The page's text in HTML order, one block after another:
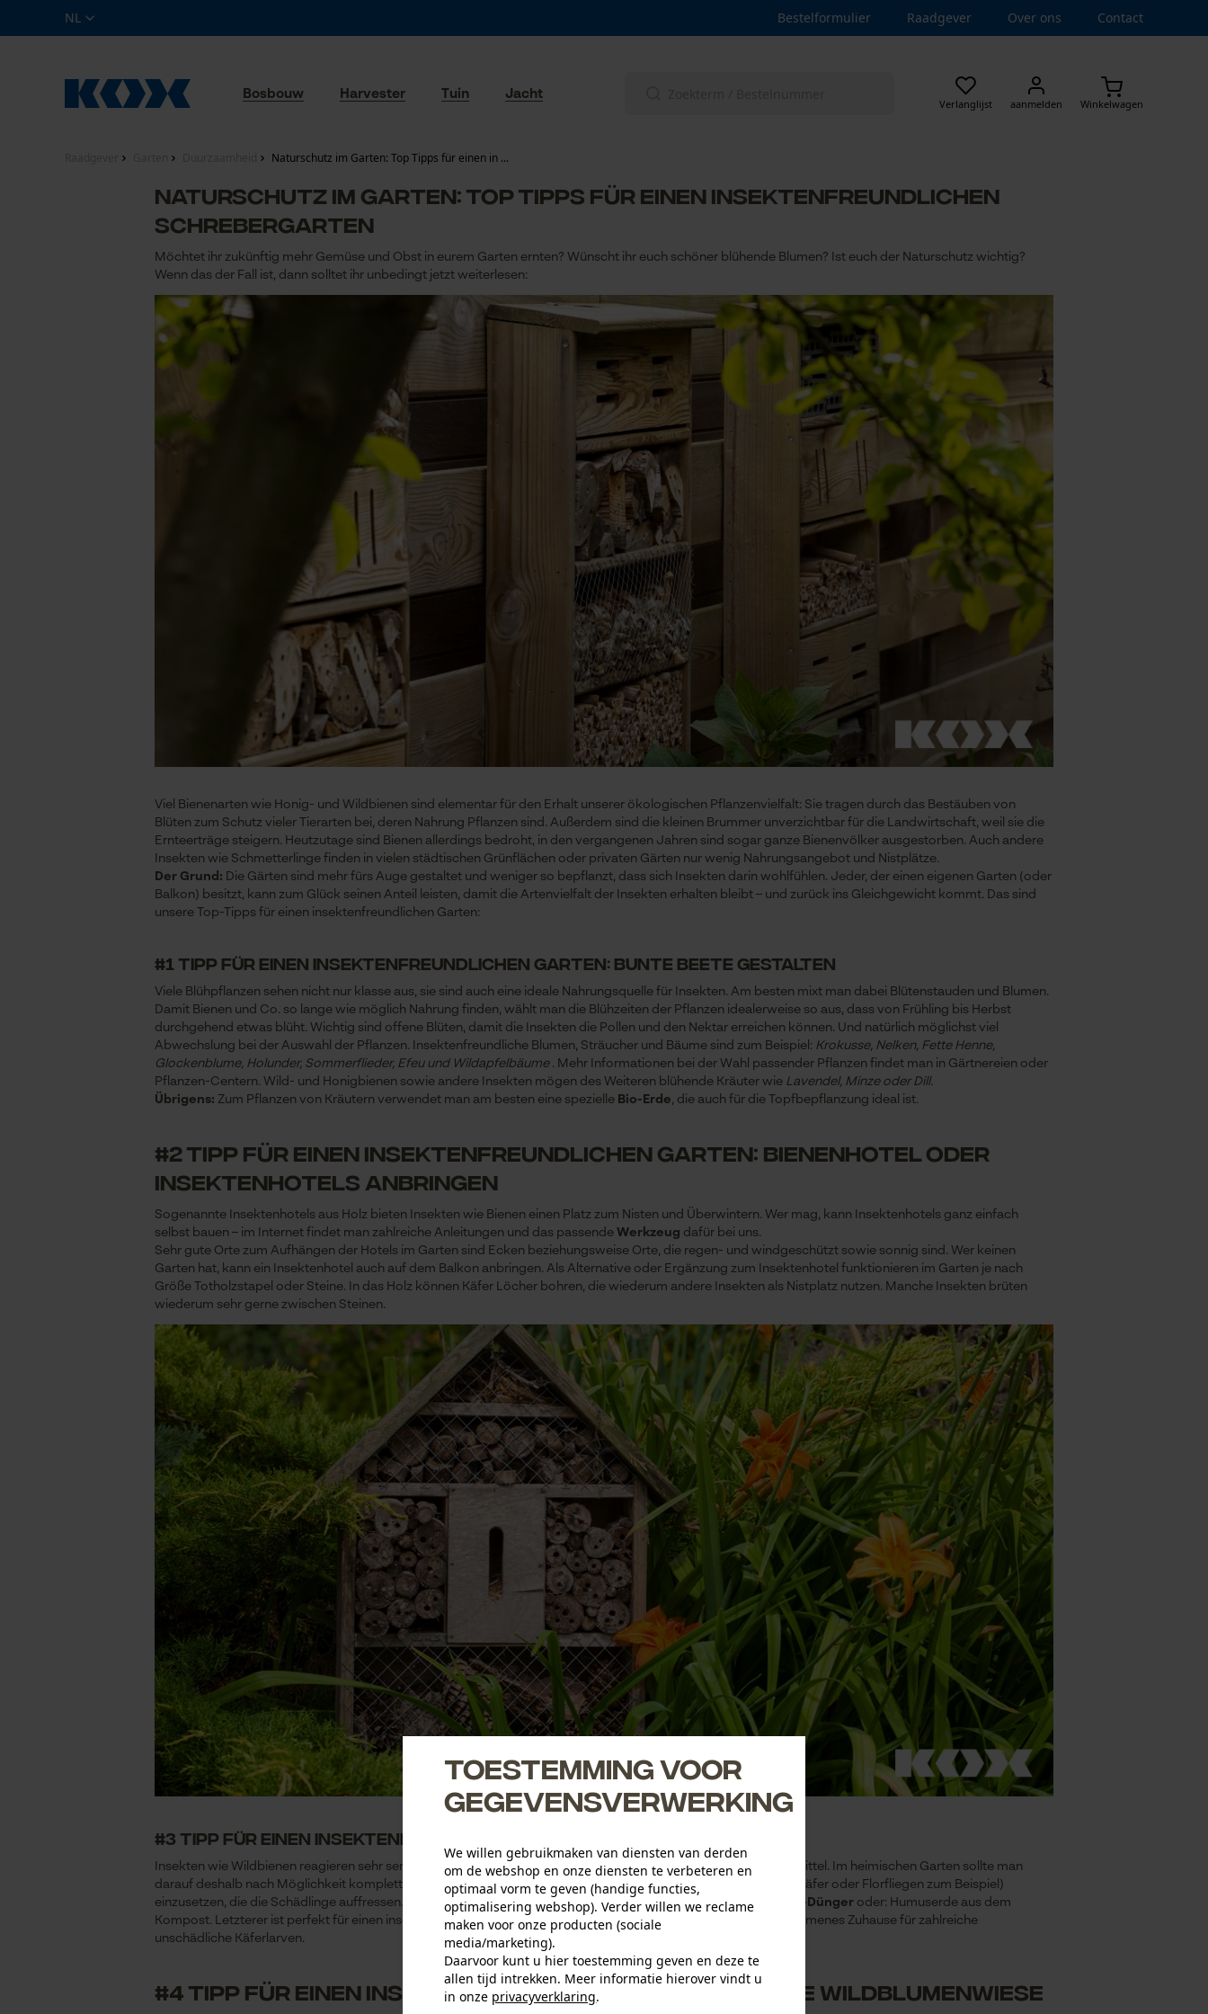
NL Bestelformulier Raadgever Over ons Contact
Verlanglijst aanmelden Winkelwagen
Bosbouw Harvester Tuin Jacht
Naturschutz im Garten: Top Tipps für einen in ...
Naturschutz im Garten: Top Tipps für einen insektenfreundlichen
Schrebergarten
Möchtet ihr zukünftig mehr Gemüse und Obst in eurem Garten ernten? Wünscht ihr euch schöner blühende Blumen? Ist euch der Naturschutz wichtig?
Wenn das der Fall ist, dann solltet ihr unbedingt jetzt weiterlesen:
Viel Bienenarten wie Honig- und Wildbienen sind elementar für den Erhalt unserer ökologischen Pflanzenvielfalt: Sie tragen durch das Bestäuben von
Blüten zum Schutz vieler Tierarten bei, deren Nahrung Pflanzen sind. Außerdem sind die kleinen Brummer unverzichtbar für die Landwirtschaft, weil sie die
Ernteerträge steigern. Heutzutage sind Bienen allerdings bedroht, in den vergangenen Jahren sind sogar ganze Bienenvölker ausgestorben. Auch andere
Insekten wie Schmetterlinge finden in vielen städtischen Grünflächen oder privaten Gärten nur wenig Nahrungsangebot und Nistplätze.
Der Grund: Die Gärten sind mehr fürs Auge gestaltet und weniger so bepflanzt, dass sich Insekten darin wohlfühlen. Jeder, der einen eigenen Garten (oder
Balkon) besitzt, kann zum Glück seinen Anteil leisten, damit die Artenvielfalt der Insekten erhalten bleibt – und zurück ins Gleichgewicht kommt. Das sind
unsere Top-Tipps für einen insektenfreundlichen Garten:
#1 Tipp für einen insektenfreundlichen Garten: Bunte Beete gestalten
Viele Blühpflanzen sehen nicht nur klasse aus, sie sind auch eine ideale Nahrungsquelle für Insekten. Am besten mixt man dabei Blütenstauden und Blumen.
Damit Bienen und Co. so lange wie möglich Nahrung finden, wählt man die Blühzeiten der Pflanzen idealerweise so aus, dass von Frühling bis Herbst
durchgehend etwas blüht. Wichtig sind offene Blüten, damit die Insekten die Pollen und den Nektar erreichen können. Und natürlich möglichst viel
Abwechslung bei der Auswahl der Pflanzen. Insektenfreundliche Blumen, Sträucher und Bäume sind zum Beispiel: Krokusse, Nelken, Fette Henne,
Glockenblume, Holunder, Sommerflieder, Efeu und Wildapfelbäume . Mehr Informationen bei der Wahl passender Pflanzen findet man in Gärtnereien oder
Pflanzen-Centern. Wild- und Honigbienen sowie andere Insekten mögen des Weiteren blühende Kräuter wie Lavendel, Minze oder Dill.
Übrigens: Zum Pflanzen von Kräutern verwendet man am besten eine spezielle Bio-Erde, die auch für die Topfbepflanzung ideal ist.
#2 Tipp für einen insektenfreundlichen Garten: Bienenhotel oder
Insektenhotels anbringen
Sogenannte Insektenhotels aus Holz bieten Insekten wie Bienen einen Platz zum Nisten und Überwintern. Wer mag, kann Insektenhotels ganz einfach
selbst bauen – im Internet findet man zahlreiche Anleitungen und das passende Werkzeug dafür bei uns.
Sehr gute Orte zum Aufhängen der Hotels im Garten sind Ecken beziehungsweise Orte, die regen- und windgeschützt sowie sonnig sind. Wer keinen
Garten hat, kann ein Insektenhotel auch auf dem Balkon anbringen. Als Alternative oder Ergänzung zum Insektenhotel funktionieren im Garten je nach
Größe Totholzstapel oder Steine. In das Holz können Käfer Löcher bohren, die wiederum andere Insekten als Nistplatz nutzen. Manche Insekten brüten
wiederum sehr gerne zwischen Steinen.
#3 Tipp für einen insektenfreundlichen Garten: Chemie vermeiden
Insekten wie Wildbienen reagieren sehr sensibel auf chemische Pflanzenschutz- und Schädlingsbekämpfungsmittel. Im heimischen Garten sollte man
darauf deshalb nach Möglichkeit komplett verzichten. Sinnvoller ist es, bei Schädlingen etwa Nützlinge (Marienkäfer oder Florfliegen zum Beispiel)
einzusetzen, die die Schädlinge auffressen. Eine insektenfreundliche Alternative zum chemischen Dünger ist
Bio-Dünger oder: Humuserde aus dem
Kompost. Letzterer ist perfekt für einen insektenfreundlichen Garten. Ein Komposthaufen ist nämlich ein willkommenes Zuhause für zahlreiche
unschädliche Käferlarven.
#4 Tipp für einen insektenfreundlichen Garten: Eine Wildblumenwiese
Toestemming voor
gegevensverwerking
We willen gebruikmaken van diensten van derden
om de webshop en onze diensten te verbeteren en
optimaal vorm te geven (handige functies,
optimalisering webshop). Verder willen we reclame
maken voor onze producten (sociale
media/marketing).
Daarvoor kunt u hier toestemming geven en deze te
allen tijd intrekken. Meer informatie hierover vindt u
in onze privacyverklaring.